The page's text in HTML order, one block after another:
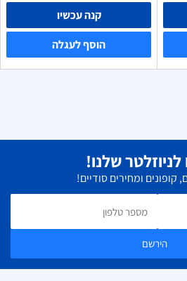
קנה עכשיו
הוסף לעגלה
שלנו!
קופונים ומחירים סודיים!
הירשם